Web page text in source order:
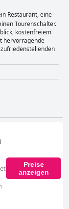
was es zu einer
macht. Die
verbessern
Engagement des
den
Personal
sehr
macht.
Restaurant, eine
Tourenschalter.
kostenfreiem
hervorragende
Preise
anzeigen